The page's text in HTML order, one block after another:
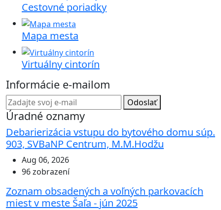
Cestovné poriadky
Mapa mesta
Virtuálny cintorín
Informácie e-mailom
Odoslať
Úradné oznamy
Debarierizácia vstupu do bytového domu súp.
903, SVBaNP Centrum, M.M.Hodžu
Aug 06, 2026
96 zobrazení
Zoznam obsadených a voľných parkovacích
miest v meste Šaľa - jún 2025